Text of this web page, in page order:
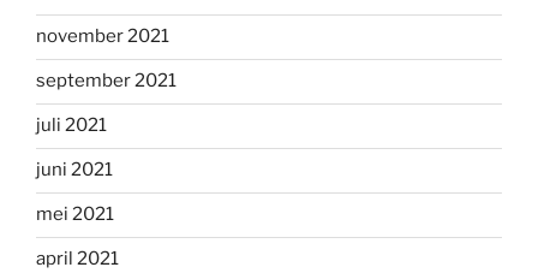
november 2021
september 2021
juli 2021
juni 2021
mei 2021
april 2021